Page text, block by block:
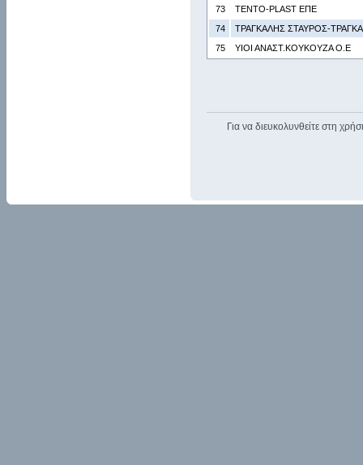
73
ΤΕΝΤΟ-PLAST ΕΠΕ
74
ΤΡΑΓΚΑΛΗΣ ΣΤΑΥΡΟΣ-
75
ΥΙΟΙ ΑΝΑΣΤ.ΚΟΥΚΟΥΖΑ Ο.Ε
Για να διευκολυνθείτε στη